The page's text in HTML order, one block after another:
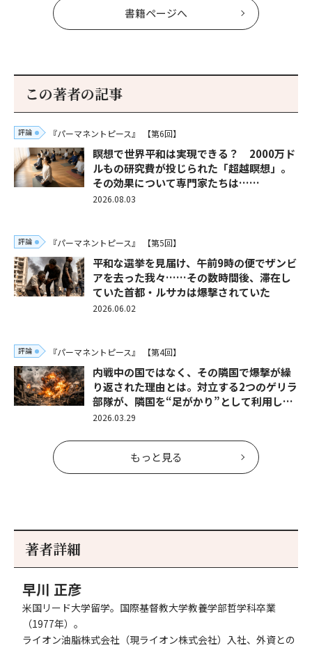
書籍ページへ
この著者の記事
評論 『パーマネントピース』 【第6回】
瞑想で世界平和は実現できる？ 2000万ド
ルもの研究費が投じられた「超越瞑想」。
その効果について専門家たちは……
2026.08.03
評論 『パーマネントピース』 【第5回】
平和な選挙を見届け、午前9時の便でザンビ
アを去った我々……その数時間後、滞在し
ていた首都・ルサカは爆撃されていた
2026.06.02
評論 『パーマネントピース』 【第4回】
内戦中の国ではなく、その隣国で爆撃が繰
り返された理由とは。対立する2つのゲリラ
部隊が、隣国を“足がかり”として利用し…
2026.03.29
もっと見る
著者詳細
早川 正彦
米国リード大学留学。国際基督教大学教養学部哲学科卒業
（1977年）。
ライオン油脂株式会社（現ライオン株式会社）入社、外資との